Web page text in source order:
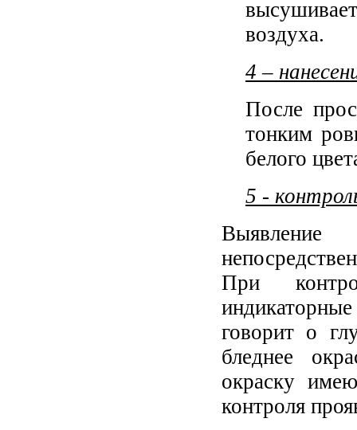
воздуха.
4 –
После
тонким
белого
5 -
Выявление
При
говорит о
бледнее
окраску
контроля